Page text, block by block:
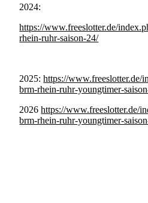
2024:
https://www.freeslotter.de/
rhein-ruhr-saison-24/
2025: https://www.freeslotter.de/
brm-rhein-ruhr-youngtimer-
2026 https://www.freeslotter.de/
brm-rhein-ruhr-youngtimer-